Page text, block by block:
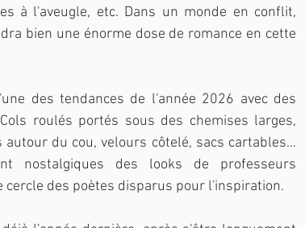
à l'aveugle, etc. Dans un monde en conflit,
bien une énorme dose de romance en cette
des tendances de l'année 2026 avec des
roulés portés sous des chemises larges,
du cou, velours côtelé, sacs cartables...
nostalgiques des looks de professeurs
des poètes disparus pour l'inspiration.